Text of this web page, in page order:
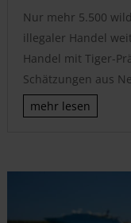
Nur mehr 5.500
illegaler Handel
Handel mit Tiger-
Schätzungen aus
mehr lesen